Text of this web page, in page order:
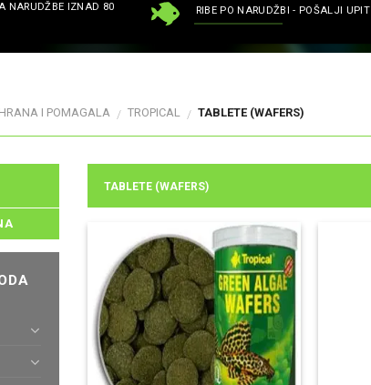
NARUDŽBE IZNAD 80
RIBE PO NARUDŽBI - POŠALJI UPIT
HRANA I POMAGALA / TROPICAL / TABLETE (WAFERS)
TABLETE (WAFERS)